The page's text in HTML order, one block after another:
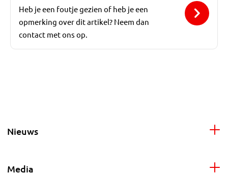
Heb je een foutje gezien of heb je een
opmerking over dit artikel? Neem dan
contact met ons op.
Nieuws
Media